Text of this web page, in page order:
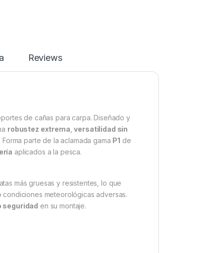
Reviews
de cañas para carpa. Diseñado y
robustez extrema ,versatilidad sin
parte de la aclamada gama P1 de
aplicados a la pesca.
más gruesas y resistentes, lo que
meteorológicas adversas.
seguridad en su montaje.